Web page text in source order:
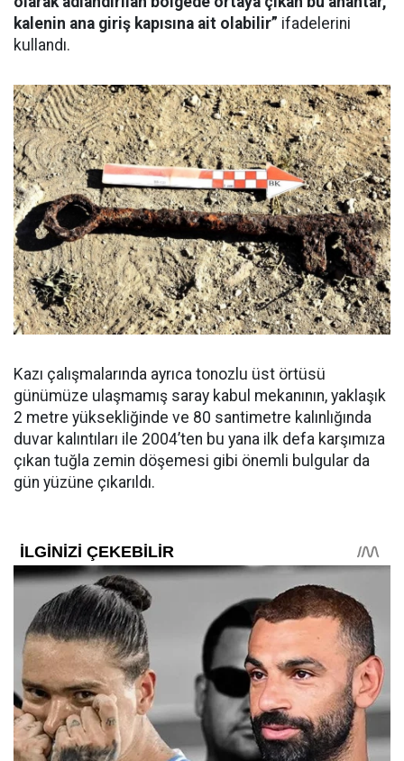
kalenin ana giriş kapısına ait olabilir” ifadelerini
kullandı.
Kazı çalışmalarında ayrıca tonozlu üst örtüsü
günümüze ulaşmamış saray kabul mekanının, yaklaşık
2 metre yüksekliğinde ve 80 santimetre kalınlığında
duvar kalıntıları ile 2004’ten bu yana ilk defa karşımıza
çıkan tuğla zemin döşemesi gibi önemli bulgular da
gün yüzüne çıkarıldı.